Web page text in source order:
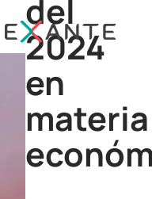
del
2024
en
materia